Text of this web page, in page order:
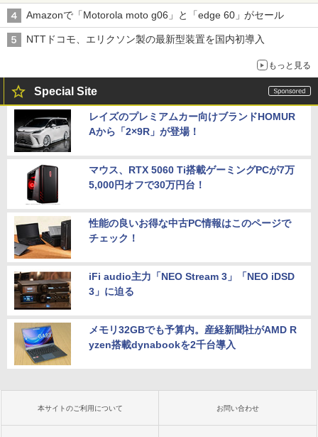
Amazonで「Motorola moto g06」と「edge 60」がセール
NTTドコモ、エリクソン製の最新型装置を国内初導入
もっと見る
Special Site
レイズのプレミアムカー向けブランドHOMUR
Aから「2×9R」が登場！
マウス、RTX 5060 Ti搭載ゲーミングPCが7万
5,000円オフで30万円台！
性能の良いお得な中古PC情報はこのページで
チェック！
iFi audio主力「NEO Stream 3」「NEO iDSD
3」に迫る
メモリ32GBでも予算内。産経新聞社がAMD R
yzen搭載dynabookを2千台導入
本サイトのご利用について お問い合わせ